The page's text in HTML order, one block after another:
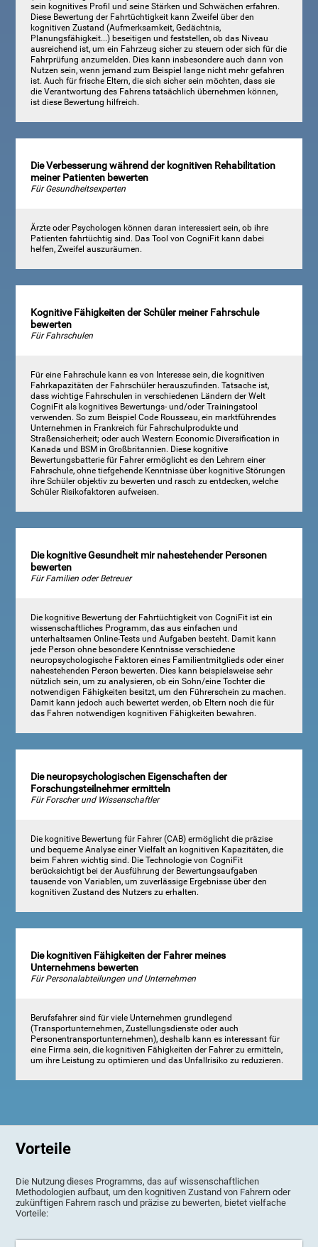
sein kognitives Profil und seine Stärken und Schwächen erfahren.
Diese Bewertung der Fahrtüchtigkeit kann Zweifel über den
kognitiven Zustand (Aufmerksamkeit, Gedächtnis,
Planungsfähigkeit...) beseitigen und feststellen, ob das Niveau
ausreichend ist, um ein Fahrzeug sicher zu steuern oder sich für die
Fahrprüfung anzumelden. Dies kann insbesondere auch dann von
Nutzen sein, wenn jemand zum Beispiel lange nicht mehr gefahren
ist. Auch für frische Eltern, die sich sicher sein möchten, dass sie
die Verantwortung des Fahrens tatsächlich übernehmen können,
ist diese Bewertung hilfreich.
Die Verbesserung während der kognitiven Rehabilitation
meiner Patienten bewerten
Für Gesundheitsexperten
Ärzte oder Psychologen können daran interessiert sein, ob ihre
Patienten fahrtüchtig sind. Das Tool von CogniFit kann dabei
helfen, Zweifel auszuräumen.
Kognitive Fähigkeiten der Schüler meiner Fahrschule
bewerten
Für Fahrschulen
Für eine Fahrschule kann es von Interesse sein, die kognitiven
Fahrkapazitäten der Fahrschüler herauszufinden. Tatsache ist,
dass wichtige Fahrschulen in verschiedenen Ländern der Welt
CogniFit als kognitives Bewertungs- und/oder Trainingstool
verwenden. So zum Beispiel Code Rousseau, ein marktführendes
Unternehmen in Frankreich für Fahrschulprodukte und
Straßensicherheit; oder auch Western Economic Diversification in
Kanada und BSM in Großbritannien. Diese kognitive
Bewertungsbatterie für Fahrer ermöglicht es den Lehrern einer
Fahrschule, ohne tiefgehende Kenntnisse über kognitive Störungen
ihre Schüler objektiv zu bewerten und rasch zu entdecken, welche
Schüler Risikofaktoren aufweisen.
Die kognitive Gesundheit mir nahestehender Personen
bewerten
Für Familien oder Betreuer
Die kognitive Bewertung der Fahrtüchtigkeit von CogniFit ist ein
wissenschaftliches Programm, das aus einfachen und
unterhaltsamen Online-Tests und Aufgaben besteht. Damit kann
jede Person ohne besondere Kenntnisse verschiedene
neuropsychologische Faktoren eines Familientmitglieds oder einer
nahestehenden Person bewerten. Dies kann beispielsweise sehr
nützlich sein, um zu analysieren, ob ein Sohn/eine Tochter die
notwendigen Fähigkeiten besitzt, um den Führerschein zu machen.
Damit kann jedoch auch bewertet werden, ob Eltern noch die für
das Fahren notwendigen kognitiven Fähigkeiten bewahren.
Die neuropsychologischen Eigenschaften der
Forschungsteilnehmer ermitteln
Für Forscher und Wissenschaftler
Die kognitive Bewertung für Fahrer (CAB) ermöglicht die präzise
und bequeme Analyse einer Vielfalt an kognitiven Kapazitäten, die
beim Fahren wichtig sind. Die Technologie von CogniFit
berücksichtigt bei der Ausführung der Bewertungsaufgaben
tausende von Variablen, um zuverlässige Ergebnisse über den
kognitiven Zustand des Nutzers zu erhalten.
Die kognitiven Fähigkeiten der Fahrer meines
Unternehmens bewerten
Für Personalabteilungen und Unternehmen
Berufsfahrer sind für viele Unternehmen grundlegend
(Transportunternehmen, Zustellungsdienste oder auch
Personentransportunternehmen), deshalb kann es interessant für
eine Firma sein, die kognitiven Fähigkeiten der Fahrer zu ermitteln,
um ihre Leistung zu optimieren und das Unfallrisiko zu reduzieren.
Vorteile
Die Nutzung dieses Programms, das auf wissenschaftlichen
Methodologien aufbaut, um den kognitiven Zustand von Fahrern oder
zukünftigen Fahrern rasch und präzise zu bewerten, bietet vielfache
Vorteile: